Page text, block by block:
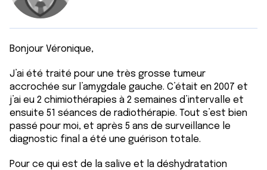
Bonjour Véronique,
J’ai été traité pour une très grosse tumeur
accrochée sur l’amygdale gauche. C’était en 2007 et
j’ai eu 2 chimiothérapies à 2 semaines d’intervalle et
ensuite 51 séances de radiothérapie. Tout s’est bien
passé pour moi, et après 5 ans de surveillance le
diagnostic final a été une guérison totale.
Pour ce qui est de la salive et la déshydratation